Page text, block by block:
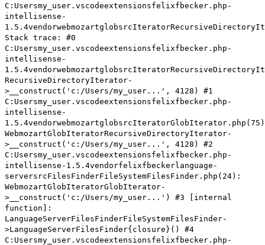
C:Usersmy_user.vscodeextensionsfelixfbecker.php-
intellisense-
Stack trace: #0
C:Usersmy_user.vscodeextensionsfelixfbecker.php-
intellisense-
RecursiveDirectoryIterator-
>__construct('c:/Users/my_user...', 4128) #1
C:Usersmy_user.vscodeextensionsfelixfbecker.php-
intellisense-
WebmozartGlobIteratorRecursiveDirectoryIterator-
>__construct('c:/Users/my_user...', 4128) #2
C:Usersmy_user.vscodeextensionsfelixfbecker.php-
intellisense-1.5.4vendorfelixfbeckerlanguage-
serversrcFilesFinderFileSystemFilesFinder.php(24):
WebmozartGlobIteratorGlobIterator-
>__construct('c:/Users/my_user...') #3 [internal
function]:
LanguageServerFilesFinderFileSystemFilesFinder-
>LanguageServerFilesFinder{closure}() #4
C:Usersmy_user.vscodeextensionsfelixfbecker.php-